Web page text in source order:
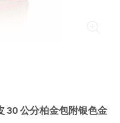
30 公分柏金包附银色金